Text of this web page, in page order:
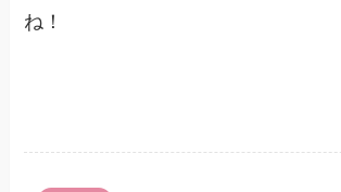
ね！